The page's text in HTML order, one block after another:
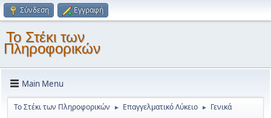
Σύνδεση Εγγραφή
Το Στέκι των
Πληροφορικών
Main Menu
Το Στέκι των Πληροφορικών ► Επαγγελματικό Λύκειο ► Γενικά